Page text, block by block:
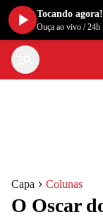
Capa Colunas
O Oscar
Tocando agora!
Ouça ao vivo /24h